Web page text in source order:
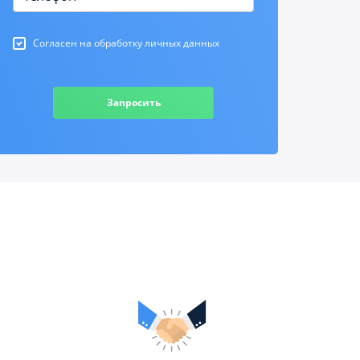
Согласен на обработку личных данных
Запросить